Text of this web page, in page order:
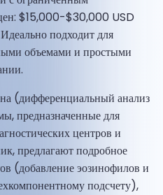
$15,000-$30,000 USD
подходит для
объемами и простыми
(дифференциальный анализ
предназначенные для
центров и
предлагают подробное
(добавление эозинофилов и
подсчету),